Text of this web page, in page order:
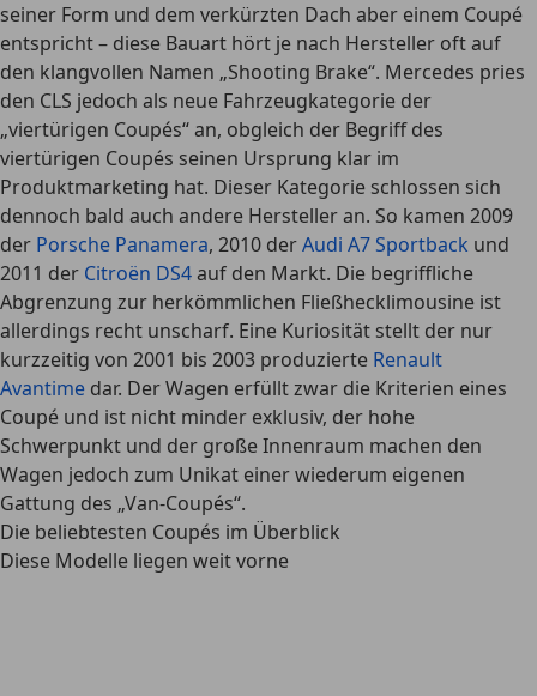
seiner Form und dem verkürzten Dach aber einem Coupé
entspricht – diese Bauart hört je nach Hersteller oft auf
den klangvollen Namen „Shooting Brake“. Mercedes pries
den CLS jedoch als neue Fahrzeugkategorie der
„viertürigen Coupés“ an, obgleich der Begriff des
viertürigen Coupés seinen Ursprung klar im
Produktmarketing hat. Dieser Kategorie schlossen sich
dennoch bald auch andere Hersteller an. So kamen 2009
der Porsche Panamera, 2010 derAudi A7 Sportback und
2011 der Citroën DS4auf den Markt. Die begriffliche
Abgrenzung zur herkömmlichen Fließhecklimousine ist
allerdings recht unscharf. Eine Kuriosität stellt der nur
kurzzeitig von 2001 bis 2003 produzierte Renault
Avantime dar. Der Wagen erfüllt zwar die Kriterien eines
Coupé und ist nicht minder exklusiv, der hohe
Schwerpunkt und der große Innenraum machen den
Wagen jedoch zum Unikat einer wiederum eigenen
Gattung des „Van-Coupés“.
Die beliebtesten Coupés im Überblick
Diese Modelle liegen weit vorne